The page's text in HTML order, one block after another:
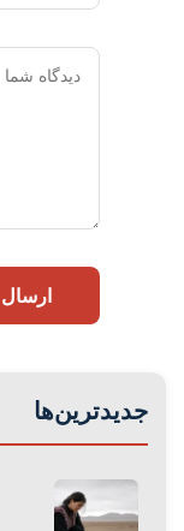
ارسال
جدیدترین‌ها